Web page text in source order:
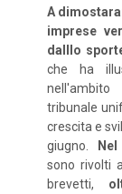
A
imprese
dalllo
che ha
tribunale
crescita e
giugno.
sono rivolti
brevetti,